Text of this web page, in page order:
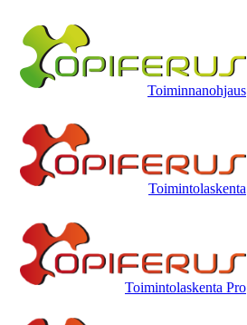
Toiminnanohjaus
Toimintolaskenta
Toimintolaskenta Pro